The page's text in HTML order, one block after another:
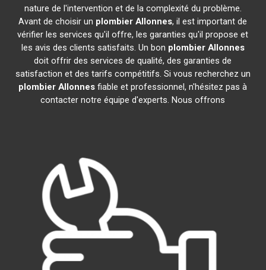
nature de l'intervention et de la complexité du problème.
Avant de choisir un plombier Allonnes, il est important de
vérifier les services qu'il offre, les garanties qu'il propose et
les avis des clients satisfaits. Un bon plombier Allonnes
doit offrir des services de qualité, des garanties de
satisfaction et des tarifs compétitifs. Si vous recherchez un
plombier Allonnes fiable et professionnel, n'hésitez pas à
contacter notre équipe d'experts. Nous offrons